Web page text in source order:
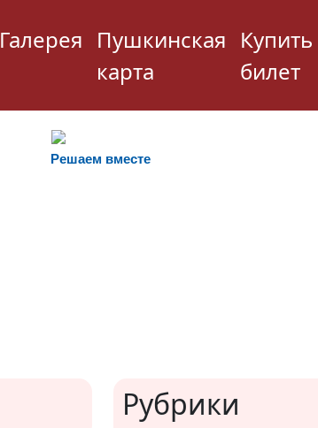
Галерея Пушкинская
карта
Купить
билет
Решаем вместе
Рубрики